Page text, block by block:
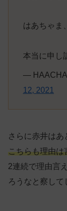
はあちゃま
本当に申し
—
12, 2021
さらに赤井はあ
こちらも理由は
2連続で理由言
ろうなと察して